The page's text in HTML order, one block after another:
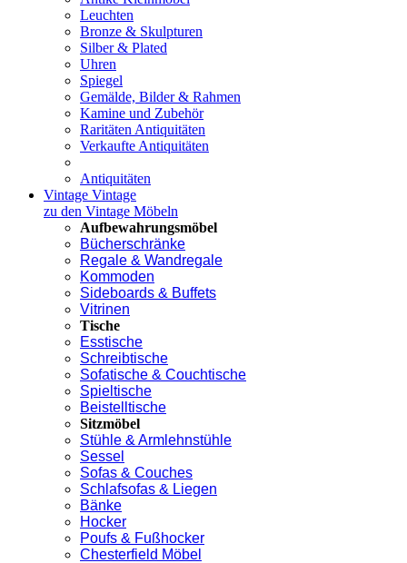
Leuchten
Bronze & Skulpturen
Silber & Plated
Uhren
Spiegel
Gemälde, Bilder & Rahmen
Kamine und Zubehör
Raritäten Antiquitäten
Verkaufte Antiquitäten
Antiquitäten
Vintage Vintage
zu den Vintage Möbeln
Aufbewahrungsmöbel
Bücherschränke
Regale & Wandregale
Kommoden
Sideboards & Buffets
Vitrinen
Tische
Esstische
Schreibtische
Sofatische & Couchtische
Spieltische
Beistelltische
Sitzmöbel
Stühle & Armlehnstühle
Sessel
Sofas & Couches
Schlafsofas & Liegen
Bänke
Hocker
Poufs & Fußhocker
Chesterfield Möbel